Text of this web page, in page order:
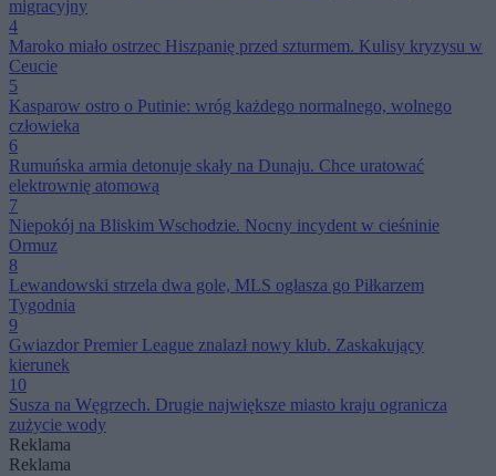
migracyjny
4
Maroko miało ostrzec Hiszpanię przed szturmem. Kulisy kryzysu w
Ceucie
5
Kasparow ostro o Putinie: wróg każdego normalnego, wolnego
człowieka
6
Rumuńska armia detonuje skały na Dunaju. Chce uratować
elektrownię atomową
7
Niepokój na Bliskim Wschodzie. Nocny incydent w cieśninie
Ormuz
8
Lewandowski strzela dwa gole, MLS ogłasza go Piłkarzem
Tygodnia
9
Gwiazdor Premier League znalazł nowy klub. Zaskakujący
kierunek
10
Susza na Węgrzech. Drugie największe miasto kraju ogranicza
zużycie wody
Reklama
Reklama